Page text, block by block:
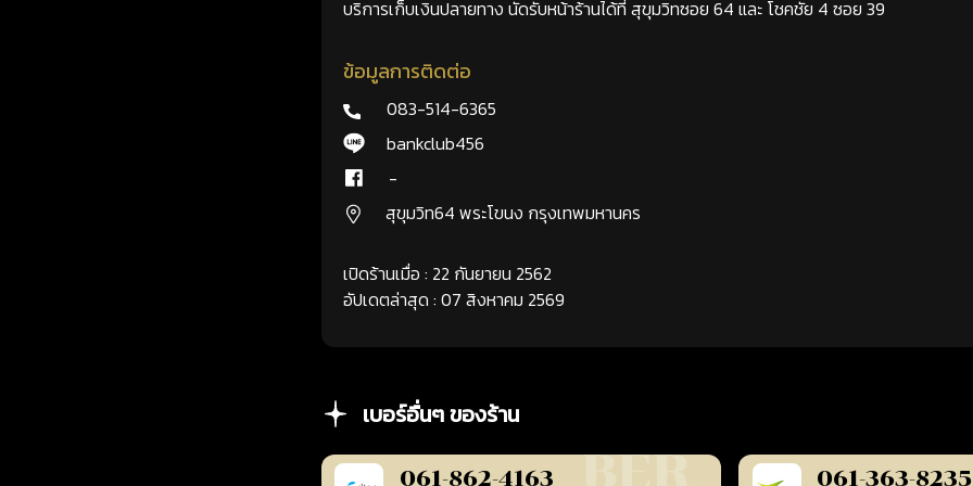
บริการเก็บเงินปลายทาง นัดรับหน้าร้านได้ที่ สุขุมวิทซอย 64 และ โชคชัย 4 ซอย 39
ข้อมูลการติดต่อ
083-514-6365
bankclub456
-
สุขุมวิท64 พระโขนง กรุงเทพมหานคร
เปิดร้านเมื่อ : 22 กันยายน 2562
อัปเดตล่าสุด : 07 สิงหาคม 2569
เบอร์อื่นๆ ของร้าน
061-862-4163 061-363-8235